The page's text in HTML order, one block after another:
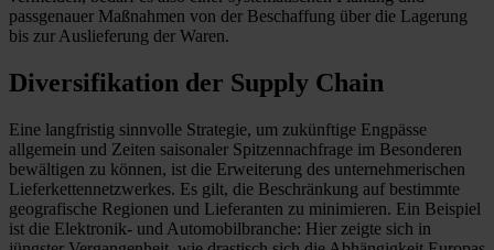
passgenauer Maßnahmen von der Beschaffung über die Lagerung
bis zur Auslieferung der Waren.
Diversifikation der Supply Chain
Eine langfristig sinnvolle Strategie, um zukünftige Engpässe
allgemein und Zeiten saisonaler Spitzennachfrage im Besonderen
bewältigen zu können, ist die Erweiterung des unternehmerischen
Lieferkettennetzwerkes. Es gilt, die Beschränkung auf bestimmte
geografische Regionen und Lieferanten zu minimieren. Ein Beispiel
ist die Elektronik- und Automobilbranche: Hier zeigte sich in